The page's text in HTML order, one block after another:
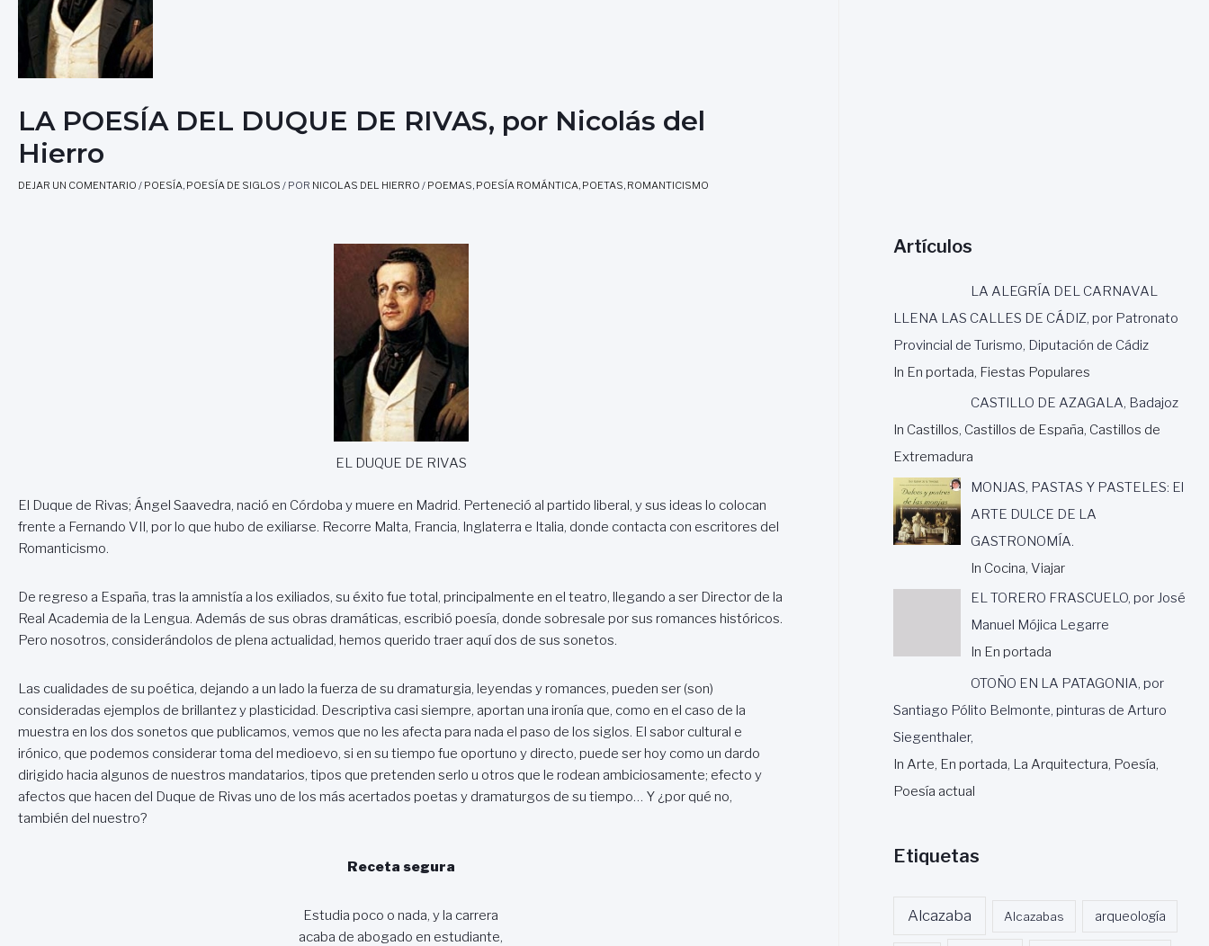
LA POESÍA DEL DUQUE DE RIVAS, por Nicolás del
Hierro
DEJAR UN COMENTARIO / POESÍA, POESÍA DE SIGLOS / POR NICOLAS DEL HIERRO / POEMAS, POESÍA ROMÁNTICA, POETAS, ROMANTICISMO
EL DUQUE DE RIVAS
El Duque de Rivas; Ángel Saavedra, nació en Córdoba y muere en Madrid. Perteneció al partido liberal, y sus ideas lo colocan
frente a Fernando VII, por lo que hubo de exiliarse. Recorre Malta, Francia, Inglaterra e Italia, donde contacta con escritores del
Romanticismo.
De regreso a España, tras la amnistía a los exiliados, su éxito fue total, principalmente en el teatro, llegando a ser Director de la
Real Academia de la Lengua. Además de sus obras dramáticas, escribió poesía, donde sobresale por sus romances históricos.
Pero nosotros, considerándolos de plena actualidad, hemos querido traer aquí dos de sus sonetos.
Las cualidades de su poética, dejando a un lado la fuerza de su dramaturgia, leyendas y romances, pueden ser (son)
consideradas ejemplos de brillantez y plasticidad. Descriptiva casi siempre, aportan una ironía que, como en el caso de la
muestra en los dos sonetos que publicamos, vemos que no les afecta para nada el paso de los siglos. El sabor cultural e
irónico, que podemos considerar toma del medioevo, si en su tiempo fue oportuno y directo, puede ser hoy como un dardo
dirigido hacia algunos de nuestros mandatarios, tipos que pretenden serlo u otros que le rodean ambiciosamente; efecto y
afectos que hacen del Duque de Rivas uno de los más acertados poetas y dramaturgos de su tiempo… Y ¿por qué no,
también del nuestro?
Receta segura
Estudia poco o nada, y la carrera
acaba de abogado en estudiante,
Artículos
LA ALEGRÍA DEL CARNAVAL
LLENA LAS CALLES DE CÁDIZ, por Patronato
Provincial de Turismo, Diputación de Cádiz
In En portada, Fiestas Populares
CASTILLO DE AZAGALA, Badajoz
In Castillos, Castillos de España, Castillos de
Extremadura
MONJAS, PASTAS Y PASTELES: El
ARTE DULCE DE LA
GASTRONOMÍA.
In Cocina, Viajar
EL TORERO FRASCUELO, por José
Manuel Mójica Legarre
In En portada
OTOÑO EN LA PATAGONIA, por
Santiago Pólito Belmonte, pinturas de Arturo
Siegenthaler,
In Arte, En portada, La Arquitectura, Poesía,
Poesía actual
Etiquetas
Alcazaba Alcazabas arqueología